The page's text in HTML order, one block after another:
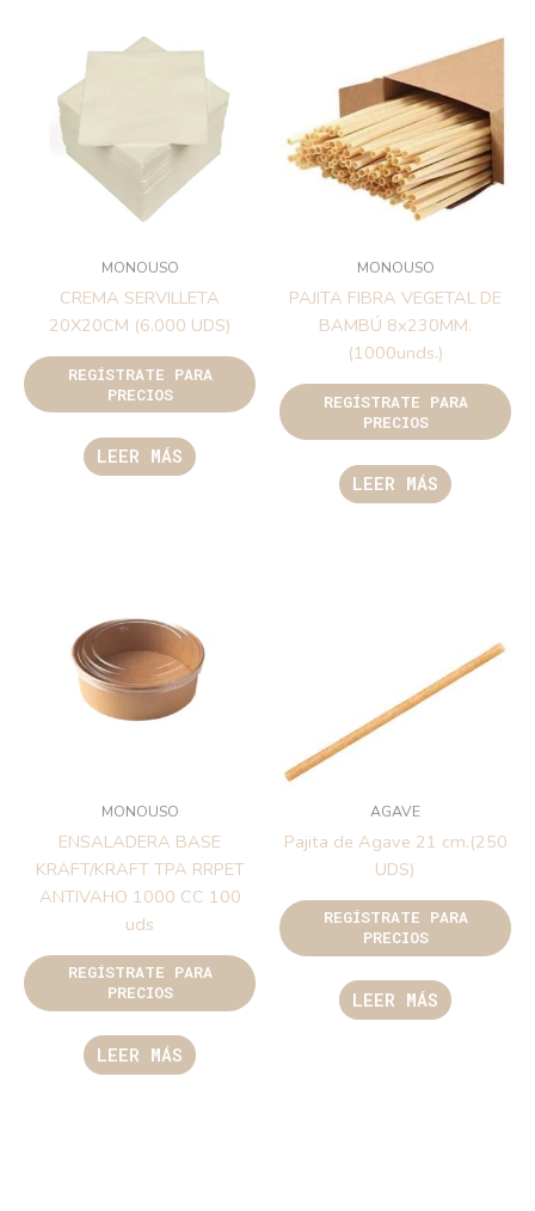
MONOUSO
CREMA SERVILLETA
20X20CM (6.000 UDS)
REGÍSTRATE PARA
PRECIOS
LEER MÁS
MONOUSO
PAJITA FIBRA VEGETAL DE
BAMBÚ 8x230MM.
(1000unds.)
REGÍSTRATE PARA
PRECIOS
LEER MÁS
MONOUSO
ENSALADERA BASE
KRAFT/KRAFT TPA RRPET
ANTIVAHO 1000 CC 100
uds
REGÍSTRATE PARA
PRECIOS
LEER MÁS
AGAVE
Pajita de Agave 21 cm.(250
UDS)
REGÍSTRATE PARA
PRECIOS
LEER MÁS